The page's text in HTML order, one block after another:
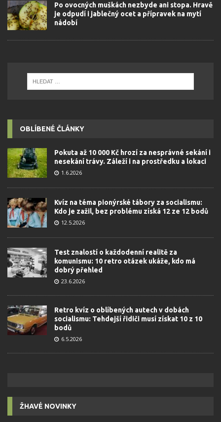
Po ovocných muškách nezbyde ani stopa. Hravě
je odpudí i jablečný ocet a přípravek na mytí
nádobí
OBLÍBENÉ ČLÁNKY
Pokuta až 10 000 Kč hrozí za nesprávné sekání i
nesekání trávy. Záleží i na prostředku a lokaci
1.6.2026
Kvíz na téma pionýrské tábory za socialismu:
Kdo je zažil, bez problému získá 12 ze 12 bodů
12.5.2026
Test znalostí o každodenní realitě za
komunismu: 10 retro otázek ukáže, kdo má
dobrý přehled
23.6.2026
Retro kvíz o oblíbených autech v dobách
socialismu: Tehdejší řidiči musí získat 10 z 10
bodů
6.5.2026
ŽHAVÉ NOVINKY